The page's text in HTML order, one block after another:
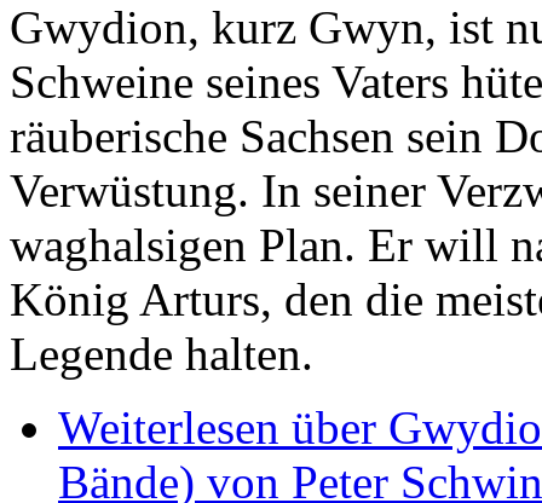
Gwydion, kurz Gwyn, ist
Schweine seines Vaters
räuberische Sachsen sein
Verwüstung. In seiner
waghalsigen Plan. Er will
König Arturs, den die
Legende halten.
Weiterlesen über
Bände) von Peter